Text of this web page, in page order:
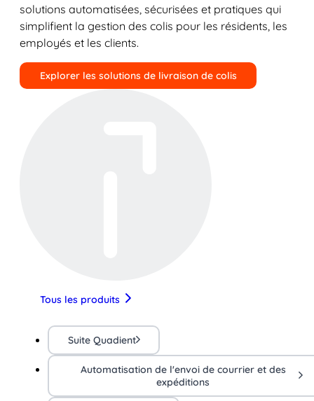
solutions automatisées, sécurisées et pratiques qui
simplifient la gestion des colis pour les résidents, les
employés et les clients.
Explorer les solutions de livraison de colis
Tous les produits
Suite Quadient
Automatisation de l'envoi de courrier et des
expéditions